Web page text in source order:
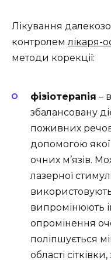
Лікування
контролемлікаря-
методи корекції:
фізіотерапія –
збалансовану
поживних
допомогою якої
очних м’язів.
лазерної
випромінюють
опромінення
поліпшується
області